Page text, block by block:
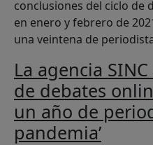
conclusiones del ciclo de
en enero y febrero de
una veintena de
La agencia
de debates
un año de
pandemia’